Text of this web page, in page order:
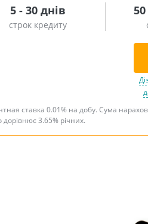
5 - 30 днів
строк кредиту
ставка 0.01% на добу. Сума
3.65% річних.